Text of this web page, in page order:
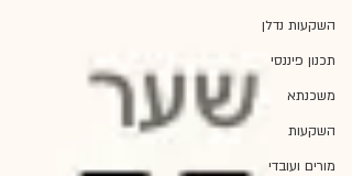
השקעות נדלן
תכנון פיננסי
משכנתא
השקעות
מורים ועובדי